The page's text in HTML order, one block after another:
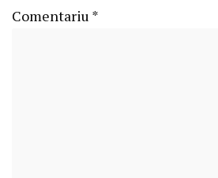
Comentariu *